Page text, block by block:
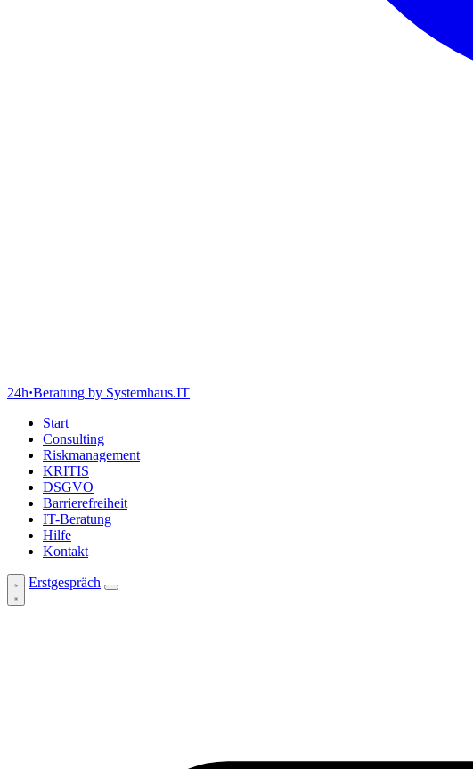
24h·Beratung by Systemhaus.IT
Start
Consulting
Riskmanagement
KRITIS
DSGVO
Barrierefreiheit
IT-Beratung
Hilfe
Kontakt
Erstgespräch